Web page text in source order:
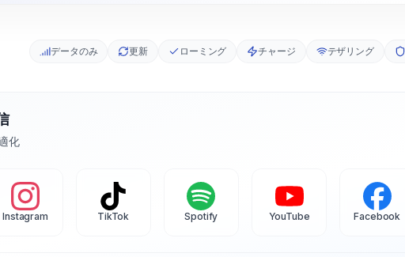
データのみ 更新 ローミング チャージ テザリング
化
Instagram TikTok Spotify YouTube Facebook